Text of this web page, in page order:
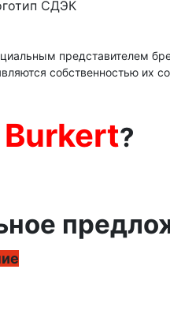
представителем
собственностью их
Burkert?